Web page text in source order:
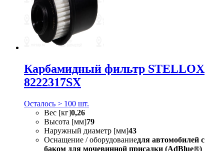
Карбамидный фильтр STELLOX
8222317SX
Осталось > 100 шт.
Вес [кг]0,26
Высота [мм]79
Наружный диаметр [мм]43
Оснащение / оборудованиедля автомобилей с
баком для мочевинной присадки (AdBlue®)